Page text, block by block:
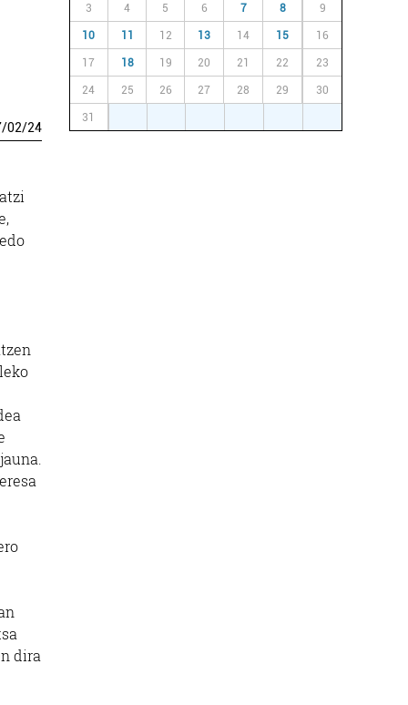
/02/24
dira
3 4 5 6 7 8 9
10 11 12 13 14 15 16
17 18 19 20 21 22 23
24 25 26 27 28 29 30
31